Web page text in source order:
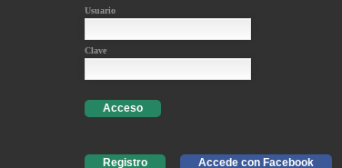
Usuario
Clave
Acceso
Registro Accede con Facebook